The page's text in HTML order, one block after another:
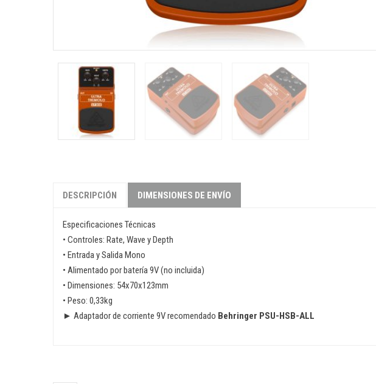
DESCRIPCIÓN DIMENSIONES DE ENVÍO
Especificaciones Técnicas
• Controles: Rate, Wave y Depth
• Entrada y Salida Mono
• Alimentado por batería 9V (no incluida)
• Dimensiones: 54x70x123mm
• Peso: 0,33kg
► Adaptador de corriente 9V recomendado Behringer PSU-HSB-ALL